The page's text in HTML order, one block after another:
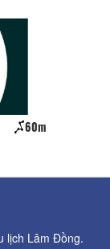
60m
lịch Lâm Đồng.